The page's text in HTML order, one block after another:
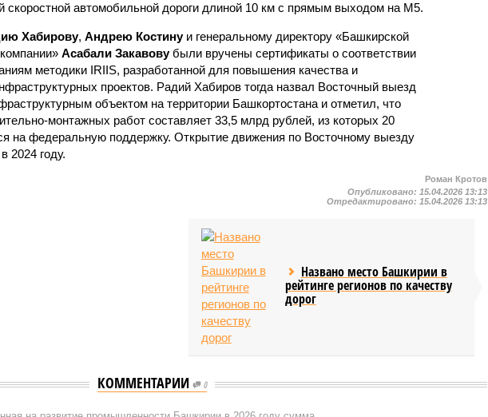
скоростной автомобильной дороги длиной 10 км с прямым выходом на М5.
Хабирову, Андрею Костинуи генеральному директору «Башкирской
Асабали Закавовубыли вручены сертификаты о соответствии
методики IRIIS, разработанной для повышения качества и
проектов. Радий Хабиров тогда назвал Восточный выезд
объектом на территории Башкортостана и отметил, что
монтажных работ составляет 33,5 млрд рублей, из которых 20
на федеральную поддержку. Открытие движения по Восточному выезду
2024 году.
Роман Кротов
Опубликовано: 15.04.2026 13:13
Отредактировано: 15.04.2026 13:13
Названо место Башкирии в
рейтинге регионов по качеству
дорог
КОММЕНТАРИИ 0